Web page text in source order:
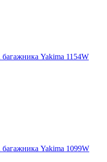
Yakima 1154W
Yakima 1099W